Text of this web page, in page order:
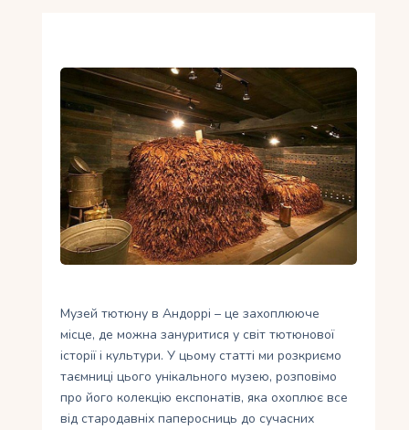
Інфо
Блог
Контакти
Укр
Музей тютюну в Андоррі – це захоплююче
місце, де можна зануритися у світ тютюнової
історії і культури. У цьому статті ми розкриємо
таємниці цього унікального музею, розповімо
про його колекцію експонатів, яка охоплює все
від стародавніх паперосниць до сучасних